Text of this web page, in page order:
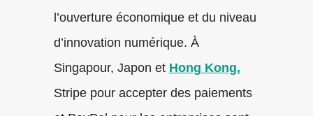
l’ouverture économique et du niveau
d’innovation numérique. À
Singapour, Japon et Hong Kong,
Stripe pour accepter des paiements